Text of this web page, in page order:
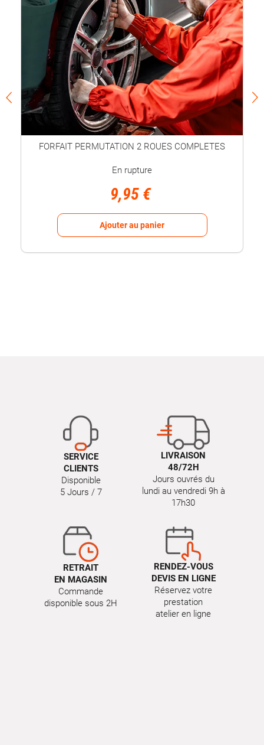
FORFAIT PERMUTATION 2 ROUES COMPLETES
En rupture
9,95 €
Ajouter au panier
SERVICE
CLIENTS
Disponible
5 Jours / 7
LIVRAISON
48/72H
Jours ouvrés du
lundi au vendredi 9h à
17h30
RETRAIT
EN MAGASIN
Commande
disponible sous 2H
RENDEZ-VOUS
DEVIS EN LIGNE
Réservez votre
prestation
atelier en ligne